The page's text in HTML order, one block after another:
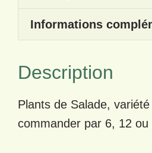
Informations
Description
Plants de Salade,
commander par 6, 12 ou